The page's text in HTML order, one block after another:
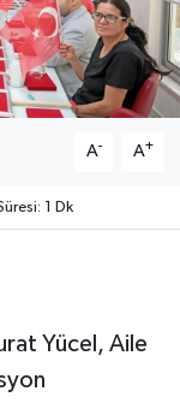
A- A+
1 Dk
Yücel, Aile